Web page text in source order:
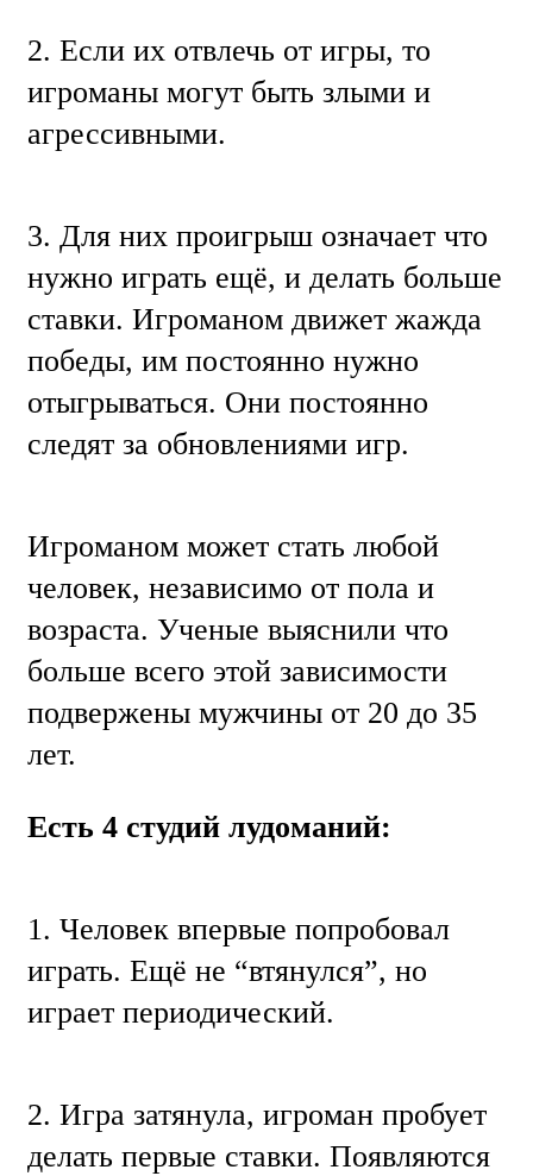
2. Если их отвлечь от игры, то
игроманы могут быть злыми и
агрессивными.
3. Для них проигрыш означает что
нужно играть ещё, и делать больше
ставки. Игроманом движет жажда
победы, им постоянно нужно
отыгрываться. Они постоянно
следят за обновлениями игр.
Игроманом может стать любой
человек, независимо от пола и
возраста. Ученые выяснили что
больше всего этой зависимости
подвержены мужчины от 20 до 35
лет.
Есть 4 студий лудоманий:
1. Человек впервые попробовал
играть. Ещё не “втянулся”, но
играет периодический.
2. Игра затянула, игроман пробует
делать первые ставки. Появляются